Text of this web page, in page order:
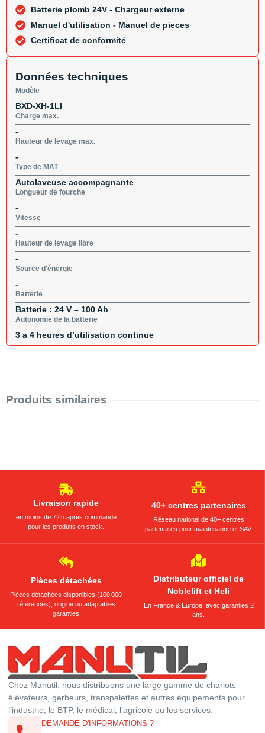
Batterie plomb 24V - Chargeur externe
Manuel d'utilisation - Manuel de pieces
Certificat de conformité
Données techniques
Modèle
BXD-XH-1LI
Charge max.
-
Hauteur de levage max.
-
Type de MAT
Autolaveuse accompagnante
Longueur de fourche
-
Vitesse
-
Hauteur de levage libre
-
Source d'énergie
-
Batterie
Batterie : 24 V – 100 Ah
Autonomie de la batterie
3 a 4 heures d’utilisation continue
Produits similaires
Livraison rapide
en moins de 72 h après commande
pour les produits en stock.
40+ centres partenaires
Réseau national de 40+ centres
partenaires pour maintenance et SAV.
Pièces détachées
Pièces détachées disponibles (100 000
références), origine ou adaptables
garanties
Distributeur officiel de
Noblelift et Heli
En France & Europe, avec garanties 2
ans.
Chez Manutil, nous distribuons une large gamme de chariots
élévateurs, gerbeurs, transpalettes et autres équipements pour
l’industrie, le BTP, le médical, l’agricole ou les services.
DEMANDE D'INFORMATIONS ?